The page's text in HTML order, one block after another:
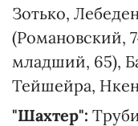
Зотько,
(Романовский,
младший, 65),
Тейшейра,
"Шахтер":